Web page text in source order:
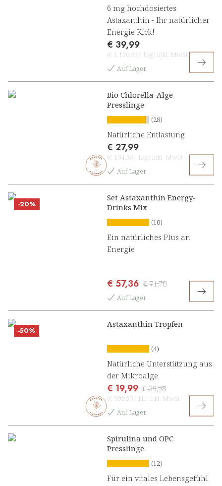
6 mg hochdosiertes
Astaxanthin - Ihr natürlicher
Energie Kick!
€ 39,99
(€ 1.110,83 / 1kg) inkl. MwSt
Auf Lager
Bio Chlorella-Alge
Presslinge
(28)
Natürliche Entlastung
€ 27,99
(€ 194,38 / 1kg) inkl. MwSt
Auf Lager
-20%
Set Astaxanthin Energy-
Drinks Mix
(10)
Ein natürliches Plus an
Energie
€ 57,36 € 71,70
Auf Lager
-50%
Astaxanthin Tropfen
(4)
Natürliche Unterstützung aus
der Mikroalge
€ 19,99 € 39,98
(€ 999,50 / 1L) inkl. MwSt
Auf Lager
Spirulina und OPC
Presslinge
(12)
Für ein vitales Lebensgefühl